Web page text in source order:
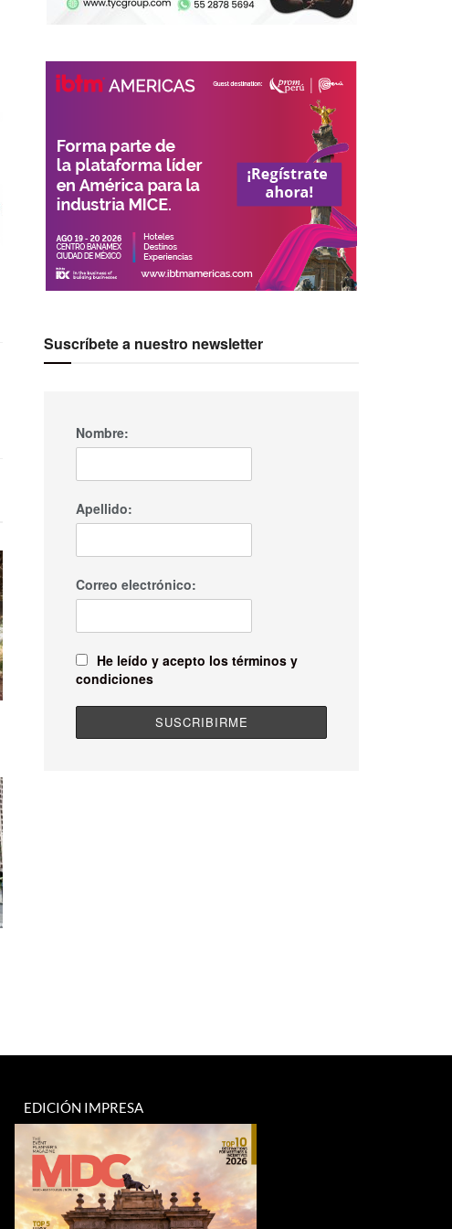
Suscríbete a nuestro newsletter
Nombre:
Apellido:
Correo electrónico:
He leído y acepto los términos y
condiciones
EDICIÓN IMPRESA